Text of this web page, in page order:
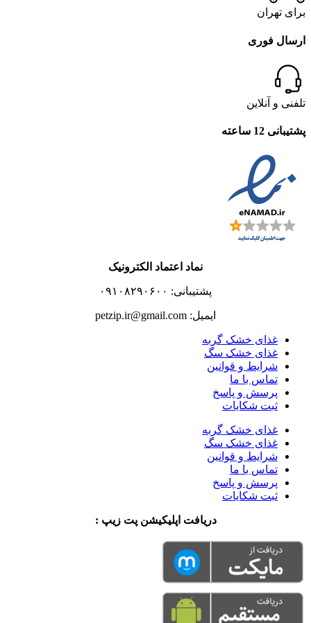
برای تهران
ارسال فوری
تلفنی و آنلاین
پشتیبانی 12 ساعته
نماد اعتماد الکترونیک
پشتیبانی: ۰۹۱۰۸۲۹۰۶۰۰
ایمیل: petzip.ir@gmail.com
غذای خشک گربه
غذای خشک سگ
شرایط و قوانین
تماس با ما
پرسش و پاسخ
ثبت شکایات
غذای خشک گربه
غذای خشک سگ
شرایط و قوانین
تماس با ما
پرسش و پاسخ
ثبت شکایات
دریافت اپلیکیشن پت زیپ :